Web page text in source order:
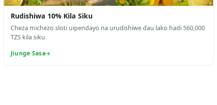
Rudishiwa 10% Kila Siku
Cheza michezo sloti uipendayo na urudishiwe dau lako hadi 560,000
TZS kila siku
Jiunge Sasa